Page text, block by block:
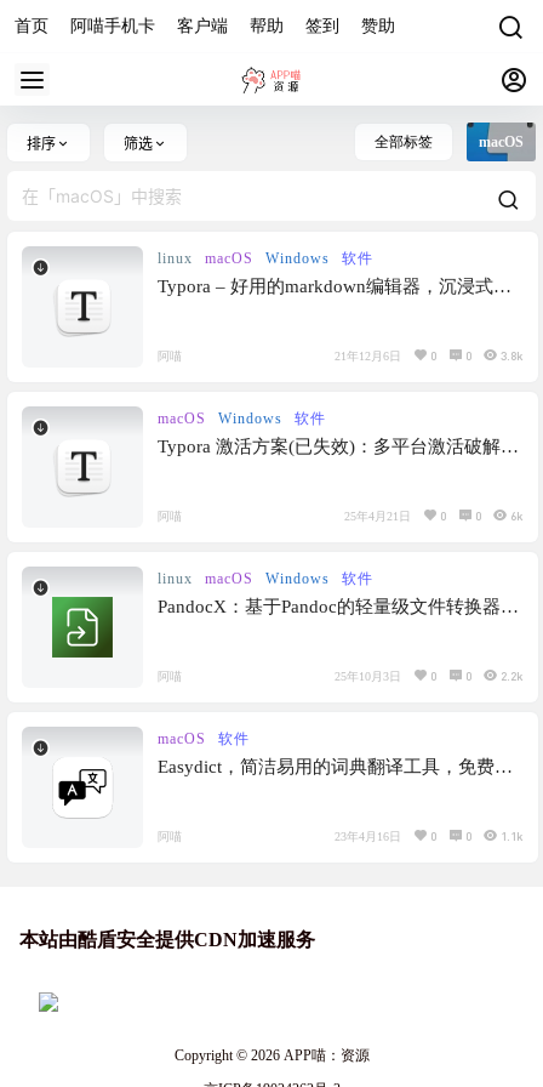
首页 阿喵手机卡 客户端 帮助 签到 赞助
排序 筛选 全部标签 macOS
linux macOS Windows 软件
Typora – 好用的markdown编辑器，沉浸式写
阿喵 21年12月6日 0 0 3.8k
macOS Windows 软件
Typora 激活方案(已失效)：多平台激活破解方
阿喵 25年4月21日 0 0 6k
linux macOS Windows 软件
PandocX：基于Pandoc的轻量级文件转换器，
阿喵 25年10月3日 0 0 2.2k
macOS 软件
Easydict，简洁易用的词典翻译工具，免费开
阿喵 23年4月16日 0 0 1.1k
本站由酷盾安全提供CDN加速服务
Copyright © 2026APP喵：资源